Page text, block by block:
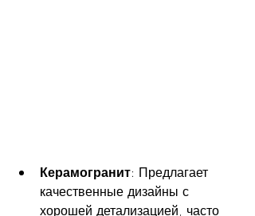
Керамогранит: Предлагает
качественные дизайны с
хорошей детализацией, часто